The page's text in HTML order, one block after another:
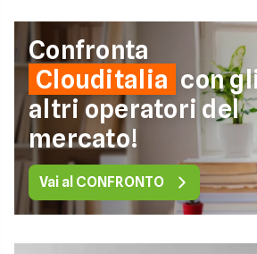
Confronta
Clouditalia con
altri operatori del
mercato!
Vai al CONFRONTO